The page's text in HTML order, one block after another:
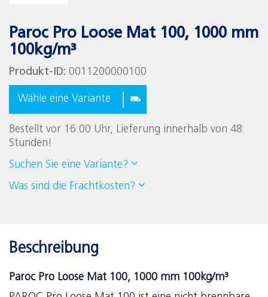
Paroc Pro Loose Mat 100, 1000 mm
100kg/m³
Produkt-ID: 0011200000100
Wähle eine Variante
Bestellt vor 16:00 Uhr, Lieferung innerhalb von 48
Stunden!
Suchen Sie eine Variante?
Was sind die Frachtkosten?
Beschreibung
Paroc Pro Loose Mat 100, 1000 mm 100kg/m³